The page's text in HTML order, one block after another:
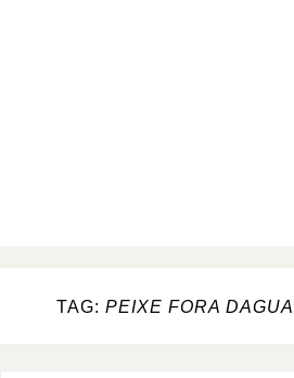
TAG: PEIXE FORA DAGUA